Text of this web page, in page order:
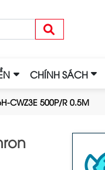
CHÍNH SÁCH
CWZ3E 500P/R 0.5M